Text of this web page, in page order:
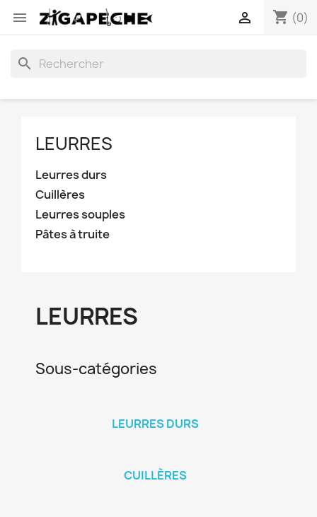
 shopping_cart (0)

search
LEURRES
Leurres durs
Cuillères
Leurres souples
Pâtes à truite
LEURRES
Sous-catégories
LEURRES DURS
CUILLÈRES